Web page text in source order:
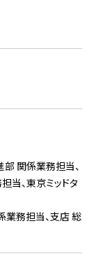
関係業務担当、
当、東京ミッドタ
業務担当、支店 総